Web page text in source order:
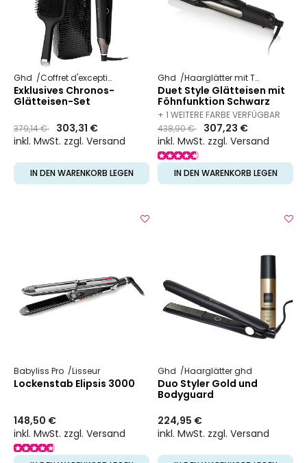
Ghd Coffret d'exception
Exklusives Chronos-
Glätteisen-Set
Preis
379,14 €to 303,31 €
inkl. MwSt. zzgl. Versand
IN DEN WARENKORB LEGEN
Ghd Haarglätter mit Trocknerfunktion
Duet Style Glätteisen mit
Föhnfunktion Schwarz
+ 1 WEITERE FARBE VERFÜGBAR
Preis
438,90 €to 307,23 €
inkl. MwSt. zzgl. Versand
IN DEN WARENKORB LEGEN
Babyliss Pro Lisseur
Lockenstab Elipsis 3000
148,50 €
inkl. MwSt. zzgl. Versand
Ghd Haarglätter ghd
Duo Styler Gold und
Bodyguard
224,95 €
inkl. MwSt. zzgl. Versand